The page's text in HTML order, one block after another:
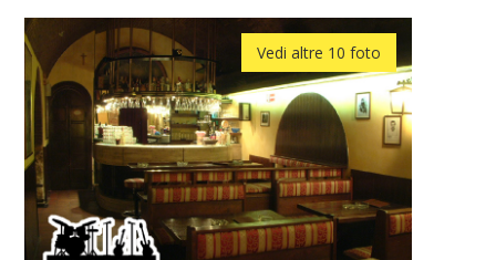
Vedi altre 10 foto